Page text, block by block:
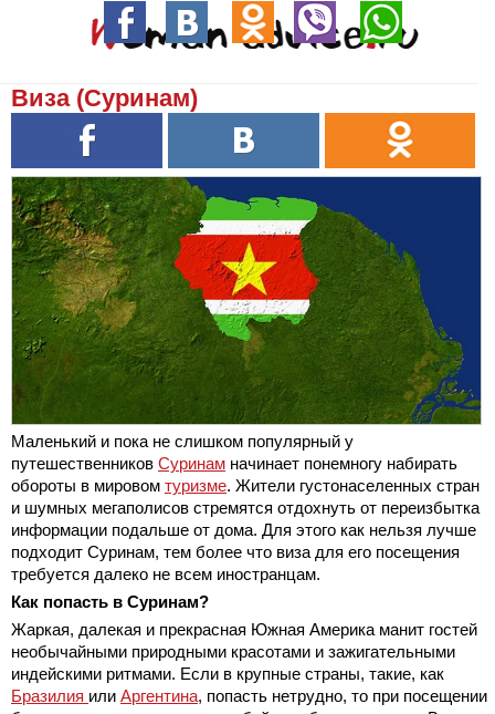
Виза (Суринам)
Маленький и пока не слишком популярный у
путешественников Суринам начинает понемногу набирать
обороты в мировом туризме. Жители густонаселенных стран
и шумных мегаполисов стремятся отдохнуть от переизбытка
информации подальше от дома. Для этого как нельзя лучше
подходит Суринам, тем более что виза для его посещения
требуется далеко не всем иностранцам.
Как попасть в Суринам?
Жаркая, далекая и прекрасная Южная Америка манит гостей
необычайными природными красотами и зажигательными
индейскими ритмами. Если в крупные страны, такие, как
Бразилия или Аргентина, попасть нетрудно, то при посещении